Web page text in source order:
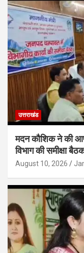
उत्तराखंड
मदन कौशिक ने की
विभाग की समीक्षा
August 10, 2026